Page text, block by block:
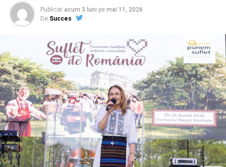
Publicat acum 3 luni pe mai 11, 2026
De Succes